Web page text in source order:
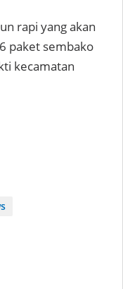
rapi yang akan
paket sembako
kecamatan